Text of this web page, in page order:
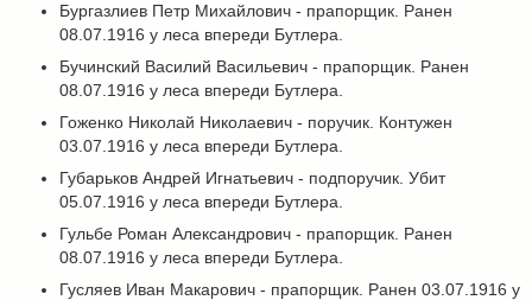
Бургазлиев Петр Михайлович - прапорщик. Ранен
08.07.1916 у леса впереди Бутлера.
Бучинский Василий Васильевич - прапорщик. Ранен
08.07.1916 у леса впереди Бутлера.
Гоженко Николай Николаевич - поручик. Контужен
03.07.1916 у леса впереди Бутлера.
Губарьков Андрей Игнатьевич - подпоручик. Убит
05.07.1916 у леса впереди Бутлера.
Гульбе Роман Александрович - прапорщик. Ранен
08.07.1916 у леса впереди Бутлера.
Гусляев Иван Макарович - прапорщик. Ранен 03.07.1916 у